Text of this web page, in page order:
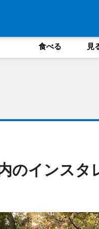
食べる 見
のインスタ